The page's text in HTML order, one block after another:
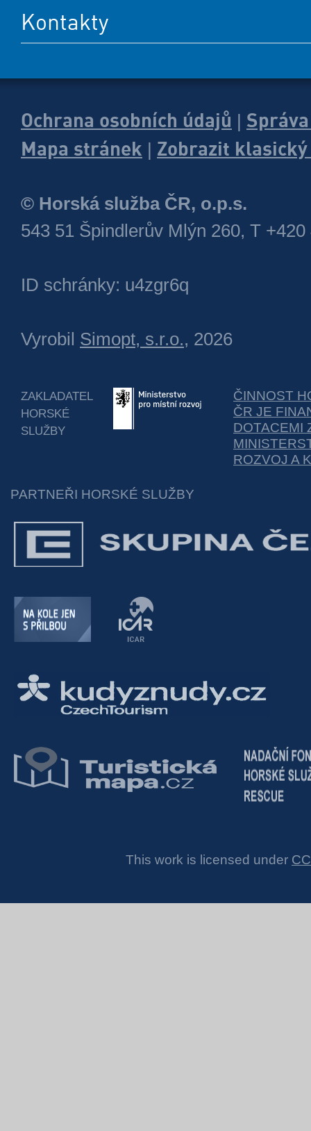
Kontakty
Ochrana osobních údajů
Mapa stránek
Zobrazit
© Horská služba ČR, o.p.s.
543 51 Špindlerův Mlýn 260, T +420
ID schránky: u4zgr6q
Vyrobil Simopt, s.r.o., 2026
ZAKLADATEL
HORSKÉ
SLUŽBY
ČINNOST
ČR JE
DOTACEMI
ROZVOJ A
PARTNEŘI HORSKÉ SLUŽBY
This work is licensed under